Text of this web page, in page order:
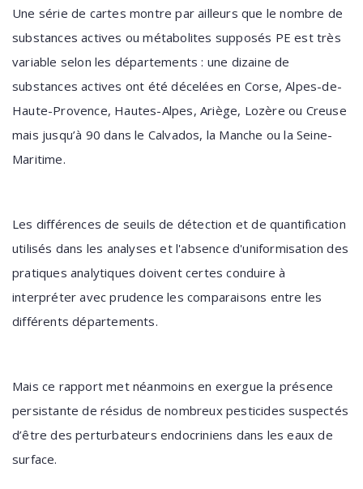
Une série de cartes montre par ailleurs que le nombre de
substances actives ou métabolites supposés PE est très
variable selon les départements : une dizaine de
substances actives ont été décelées en Corse, Alpes-de-
Haute-Provence, Hautes-Alpes, Ariège, Lozère ou Creuse
mais jusqu’à 90 dans le Calvados, la Manche ou la Seine-
Maritime.
Les différences de seuils de détection et de quantification
utilisés dans les analyses et l'absence d'uniformisation des
pratiques analytiques doivent certes conduire à
interpréter avec prudence les comparaisons entre les
différents départements.
Mais ce rapport met néanmoins en exergue la présence
persistante de résidus de nombreux pesticides suspectés
d’être des perturbateurs endocriniens dans les eaux de
surface.